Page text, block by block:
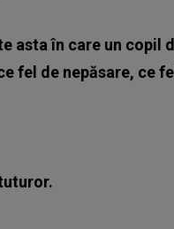
asta în care un copil
fel de nepăsare, ce